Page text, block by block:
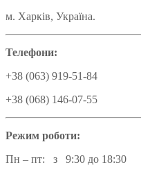
м. Харків, Україна.
Телефони:
+38 (063) 919-51-84
+38 (068) 146-07-55
Режим роботи:
Пн – пт: з 9:30 до 18:30